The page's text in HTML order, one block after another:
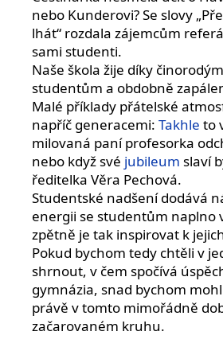
nebo Kunderovi? Se slovy
lhát“ rozdala zájemcům
sami studenti.
Naše škola žije díky
studentům a obdobně
Malé příklady přátelské
napříč generacemi: Takhle to
milovaná paní profesorka
nebo když své jubileum slaví
ředitelka Věra Pechová.
Studentské nadšení dodává
energii se studentům naplno
zpětně je tak inspirovat k
Pokud bychom tedy chtěli v
shrnout, v čem spočívá
gymnázia, snad bychom
právě v tomto mimořádně
začarovaném kruhu.